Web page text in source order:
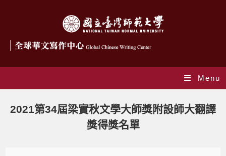
Menu
2021第34屆梁實秋文學大師獎附設師大翻譯
獎得獎名單